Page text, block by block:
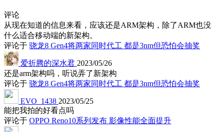
评论
从现在知道的信息来看，应该还是ARM架构，除了ARM也没
什么适合移动端的新架构。
评论于 骁龙8 Gen4将两家同时代工 都是3nm但恐怕会抽奖
爱折腾的深水君 2023/05/26
还是arm架构吗，听说弄了新架构
评论于 骁龙8 Gen4将两家同时代工 都是3nm但恐怕会抽奖
EVO_1438 2023/05/25
能把我拍的好看点吗
评论于 OPPO Reno10系列发布 影像性能全面提升